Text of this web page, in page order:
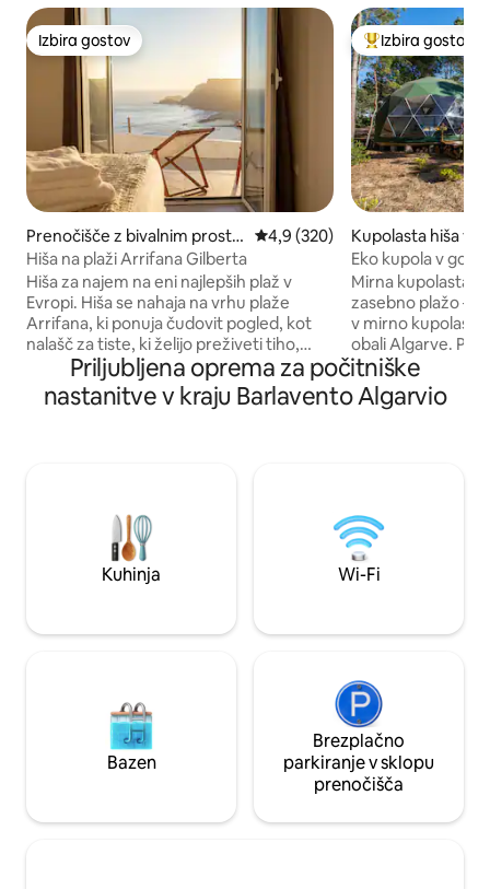
Izbira gostov
Izbira gostov
Prenočišče z bivalnim prosto
rom v mestu Aljezur
Povprečna ocena: 4,9 od 5, št.
4,9 (320)
Hiša na plaži Arrifana Gilberta
Hiša za najem na eni najlepših plaž v
Evropi. Hiša se nahaja na vrhu plaže
Arrifana, ki ponuja čudovit pogled, kot
nalašč za tiste, ki želijo preživeti tiho,
prefinjeno in sproščujoče bivanje ob
morju. Plaža Arrifana je tudi idealen kraj
za tiste, ki iščejo stik z naravo in najti
in z veliko kakovostjo. Zato je odlično za
vse vrste deskarjev, od začetnikov do
naprednih. Plaža je tudi idealna izbira za
družine z otroki.
Najbolj
Izbira gostov
Kupolasta hiša v
Eko kupola v
Mirna kupolasta
zasebno plažo – 15
v mirno
obali Algarve.
sončna energija
ponuja
zunanjo kuhinjo,
svetlobi, raziščite
v plavanju,
čudovitih sončnih
Priljubljena oprema za počitniške
nastanitve v kraju Barlavento Algarvio
Kuhinja Wi-Fi
Bazen
Brezplačno
parkiranje v sklopu
prenočišča